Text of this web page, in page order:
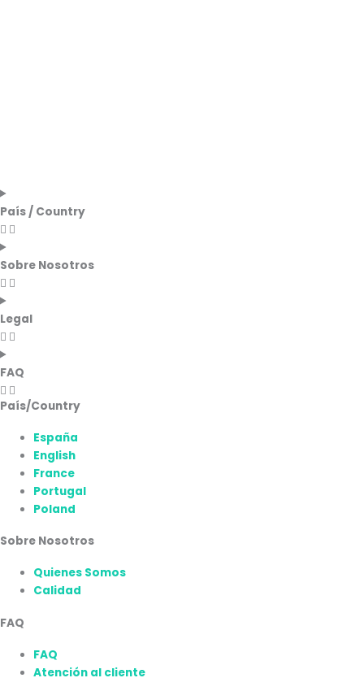
País / Country
Sobre Nosotros
Legal
FAQ
País/Country
España
English
France
Portugal
Poland
Sobre Nosotros
Quienes Somos
Calidad
FAQ
FAQ
Atención al cliente